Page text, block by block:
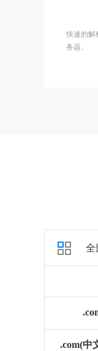
快速的解
务器。
全
.com(中